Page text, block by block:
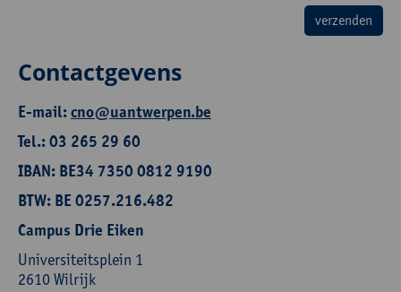
Contactgevens
E-mail:cno@uantwerpen.be
Tel.: 03 265 29 60
IBAN: BE34 7350 0812 9190
BTW: BE 0257.216.482
Campus Drie Eiken
Universiteitsplein 1
2610 Wilrijk